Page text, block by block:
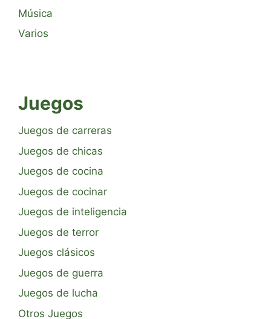
Música
Varios
Juegos
Juegos de carreras
Juegos de chicas
Juegos de cocina
Juegos de cocinar
Juegos de inteligencia
Juegos de terror
Juegos clásicos
Juegos de guerra
Juegos de lucha
Otros Juegos